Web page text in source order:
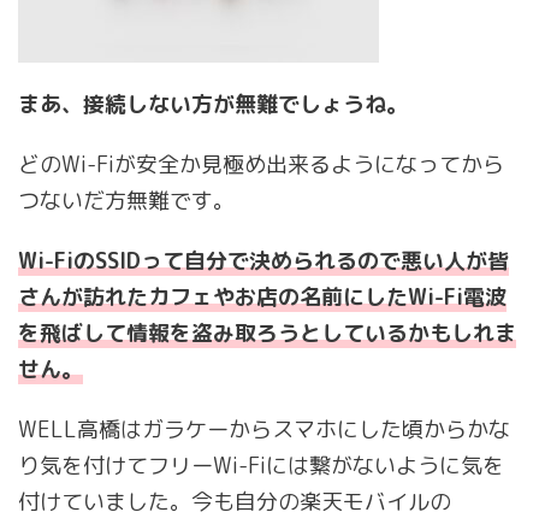
まあ、接続しない方が無難でしょうね。
どのWi-Fiが安全か見極め出来るようになってから
つないだ方無難です。
Wi-FiのSSIDって自分で決められるので悪い人が皆
さんが訪れたカフェやお店の名前にしたWi-Fi電波
を飛ばして情報を盗み取ろうとしているかもしれま
せん。
WELL高橋はガラケーからスマホにした頃からかな
り気を付けてフリーWi-Fiには繋がないように気を
付けていました。今も自分の楽天モバイルの